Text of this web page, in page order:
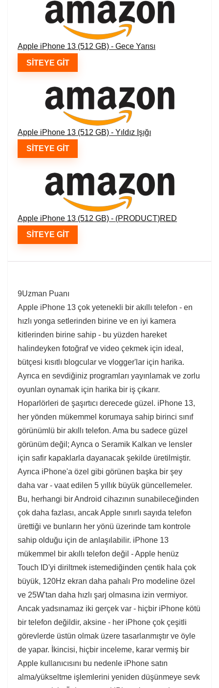
Apple iPhone 13 (512 GB) - Gece Yarısı
SITEYE GIT
Apple iPhone 13 (512 GB) - Yıldız Işığı
SITEYE GIT
Apple iPhone 13 (512 GB) - (PRODUCT)RED
SITEYE GIT
9Uzman Puanı
Apple iPhone 13 çok yetenekli bir akıllı telefon - en
hızlı yonga setlerinden birine ve en iyi kamera
kitlerinden birine sahip - bu yüzden hareket
halindeyken fotoğraf ve video çekmek için ideal,
bütçesi kısıtlı blogcular ve vlogger'lar için harika.
Ayrıca en sevdiğiniz programları yayınlamak ve zorlu
oyunları oynamak için harika bir iş çıkarır.
Hoparlörleri de şaşırtıcı derecede güzel. iPhone 13,
her yönden mükemmel korumaya sahip birinci sınıf
görünümlü bir akıllı telefon. Ama bu sadece güzel
görünüm değil; Ayrıca o Seramik Kalkan ve lensler
için safir kapaklarla dayanacak şekilde üretilmiştir.
Ayrıca iPhone'a özel gibi görünen başka bir şey
daha var - vaat edilen 5 yıllık büyük güncellemeler.
Bu, herhangi bir Android cihazının sunabileceğinden
çok daha fazlası, ancak Apple sınırlı sayıda telefon
ürettiği ve bunların her yönü üzerinde tam kontrole
sahip olduğu için de anlaşılabilir. iPhone 13
mükemmel bir akıllı telefon değil - Apple henüz
Touch ID'yi diriltmek istemediğinden çentik hala çok
büyük, 120Hz ekran daha pahalı Pro modeline özel
ve 25W'tan daha hızlı şarj olmasına izin vermiyor.
Ancak yadsınamaz iki gerçek var - hiçbir iPhone kötü
bir telefon değildir, aksine - her iPhone çok çeşitli
görevlerde üstün olmak üzere tasarlanmıştır ve öyle
de yapar. İkincisi, hiçbir inceleme, karar vermiş bir
Apple kullanıcısını bu nedenle iPhone satın
alma/yükseltme işlemlerini yeniden düşünmeye sevk